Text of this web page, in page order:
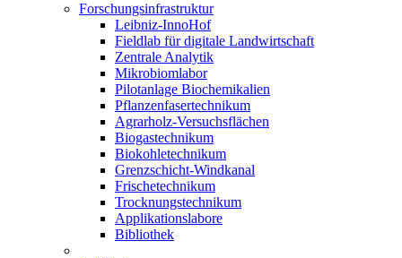
Forschungsinfrastruktur
Leibniz-InnoHof
Fieldlab für digitale Landwirtschaft
Zentrale Analytik
Mikrobiomlabor
Pilotanlage Biochemikalien
Pflanzenfasertechnikum
Agrarholz-Versuchsflächen
Biogastechnikum
Biokohletechnikum
Grenzschicht-Windkanal
Frischetechnikum
Trocknungstechnikum
Applikationslabore
Bibliothek